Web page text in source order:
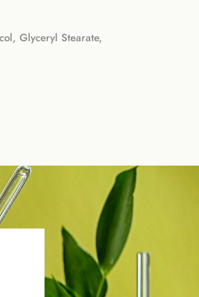
Glyceryl Stearate,